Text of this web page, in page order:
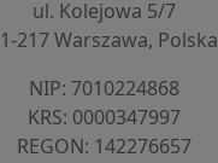
ul. Kolejowa 5/7
217 Warszawa, Polska
NIP: ⁠7010224868
KRS: ⁠0000347997
REGON: ⁠142276657